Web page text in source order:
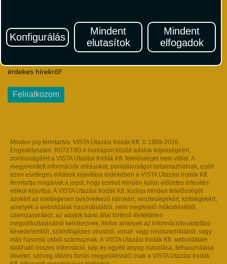
Konfigurálás
Mindent
elutasítok
Mindent
elfogadok
Hírlevél
Iratkozzon fel Magyarország egyik legszínesebb utazási
érdekes hírekről!
Feliratkozom
Minden jog fenntartva. VISTA Utazási Irodák Kft. © 1989-2026.
Engedélyszám: R0727/93 A honlapon közölt adatok teljességéért,
pontosságáért a VISTA Utazási Irodák Kft. felelősséget nem vállal. A
megjelenített információk elírásokat, pontatlanságot tartalmazhatnak, ezért
ezen esetleges elírások kijavítása érdekében a VISTA Utazási Irodák Kft.
fenntartja magának a jogot, hogy ezeket minden külön előzetes értesítés
nélkül kijavítsa. A VISTA Utazási Irodák Kft. kizárja minden felelősségét
azokért az esetlegesen bekövetkező károkért, veszteségekért, költségekért,
amelyek a weboldalak használatából, nem megfelelő működéséből,
üzemzavarából, az adatok bárki által történő illetéktelen
megváltoztatásából keletkeznek, illetve amelyek az információtovábbítási
késedelemből, számítógépes vírusból, vonal- vagy rendszerhibából, vagy
más hasonló okból származnak. A VISTA Utazási Irodák Kft. weboldalain
található összes információ, kép és egyéb anyag másolása, felhasználása
(kivétel: szöveg idézés forrás megjelöléssel) csak a VISTA Utazási Irodák